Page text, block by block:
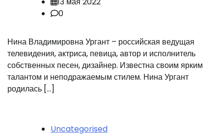
0
Нина Владимировна Ургант – российская ведущая
телевидения, актриса, певица, автор и исполнитель
собственных песен, дизайнер. Известна своим ярким
талантом и неподражаемым стилем. Нина Ургант
родилась […]
Uncategorised